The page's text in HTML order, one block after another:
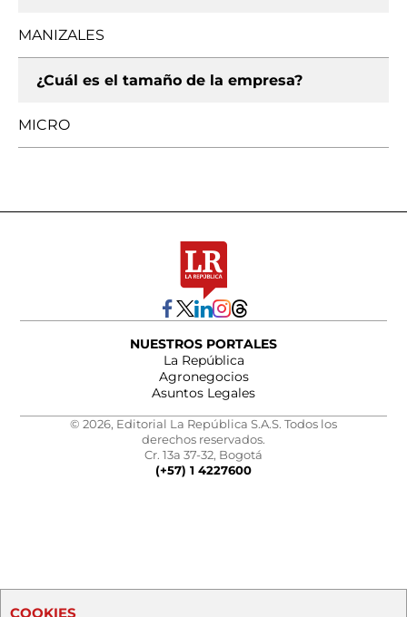
MANIZALES
¿Cuál es el tamaño de la empresa?
MICRO
NUESTROS PORTALES
La República
Agronegocios
Asuntos Legales
© 2026, Editorial La República S.A.S. Todos los
derechos reservados.
Cr. 13a 37-32, Bogotá
(+57) 1 4227600
COOKIES